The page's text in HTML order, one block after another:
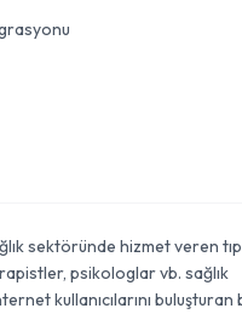
sektöründe hizmet veren
psikologlar vb. sağlık
kullanıcılarını buluşturan